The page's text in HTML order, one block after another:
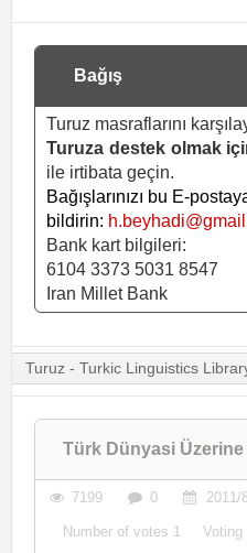
Bağış
Turuz masraflarını
Turuza destek olmak
ile irtibata geçin.
Bağışlarınızı bu E-
bildirin:
Bank kart bilgileri:
6104 3373 5031 8547
Iran Millet Bank
Turuz - Turkic Linguistics
Türk Dünyasi
7199 0 2011/
Number of votes 1 Voting